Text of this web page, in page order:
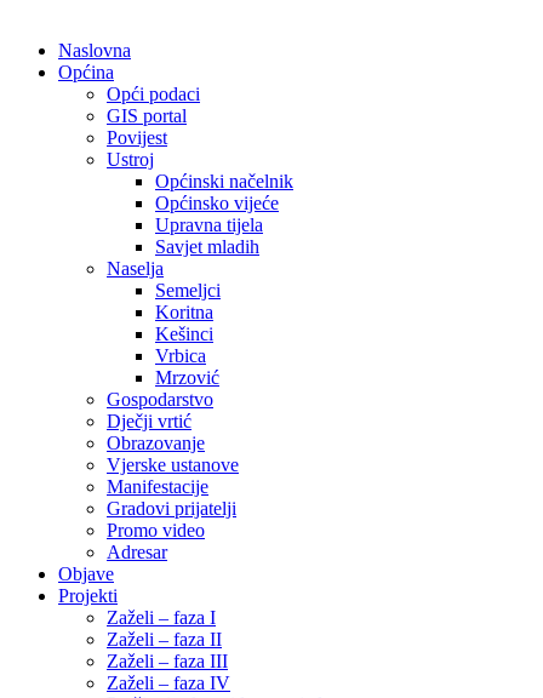
Naslovna
Općina
Opći podaci
GIS portal
Povijest
Ustroj
Općinski načelnik
Općinsko vijeće
Upravna tijela
Savjet mladih
Naselja
Semeljci
Koritna
Kešinci
Vrbica
Mrzović
Gospodarstvo
Dječji vrtić
Obrazovanje
Vjerske ustanove
Manifestacije
Gradovi prijatelji
Promo video
Adresar
Objave
Projekti
Zaželi – faza I
Zaželi – faza II
Zaželi – faza III
Zaželi – faza IV